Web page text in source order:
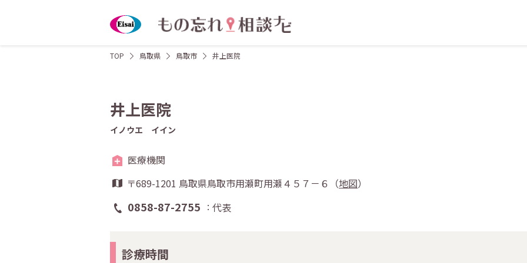
TOP 鳥取県 鳥取市 井上医院
井上医院
イノウエ イイン
医療機関
〒689-1201 鳥取県鳥取市用瀬町用瀬４５７－６（地図）
0858-87-2755 代表
診療時間